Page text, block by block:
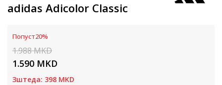
adidas Adicolor Classic
Попуст20%
1.988MKD
1.590 MKD
Зштеда: 398 MKD